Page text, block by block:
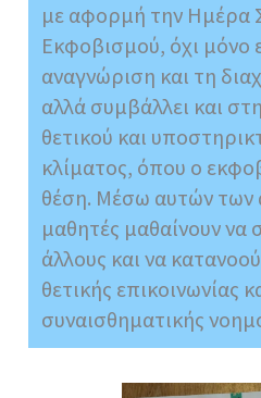
με αφορμή την Ημέρα
Εκφοβισμού, όχι μόνο
αναγνώριση και τη
αλλά συμβάλλει και
θετικού και
κλίματος, όπου ο
θέση. Μέσω αυτών των
μαθητές μαθαίνουν να
άλλους και να
θετικής επικοινωνίας
συναισθηματικής